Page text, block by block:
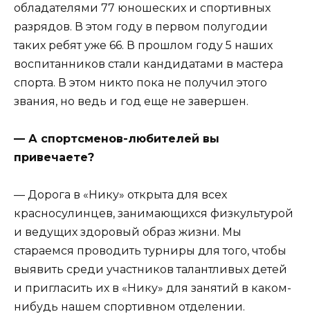
обладателями 77 юношеских и спортивных
разрядов. В этом году в первом полугодии
таких ребят уже 66. В прошлом году 5 наших
воспитанников стали кандидатами в мастера
спорта. В этом никто пока не получил этого
звания, но ведь и год еще не завершен.
— А спортсменов-любителей вы
привечаете?
— Дорога в «Нику» открыта для всех
красносулинцев, занимающихся физкультурой
и ведущих здоровый образ жизни. Мы
стараемся проводить турниры для того, чтобы
выявить среди участников талантливых детей
и пригласить их в «Нику» для занятий в каком-
нибудь нашем спортивном отделении.